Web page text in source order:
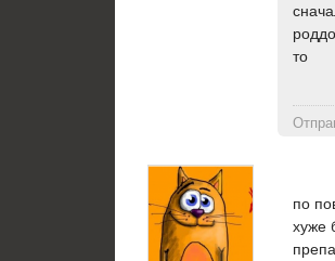
то
по
хуже